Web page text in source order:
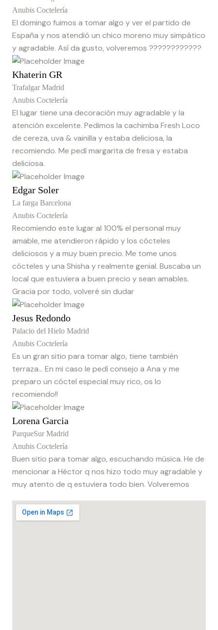
Anubis Coctelería
El domingo fuimos a tomar algo y ver el partido de
España y nos atendió un chico moreno muy simpático
y agradable. Así da gusto, volveremos ????????????
Khaterin GR
Trafalgar Madrid
Anubis Coctelería
El lugar tiene una decoración muy agradable y la
atención excelente. Pedimos la cachimba Fresh Loco
de cereza, uva & vainilla y estaba deliciosa, la
recomiendo. Me pedí margarita de fresa y estaba
deliciosa.
Edgar Soler
La farga Barcelona
Anubis Coctelería
Recomiendo este lugar al 100% el personal muy
amable, me atendieron rápido y los cócteles
deliciosos y a muy buen precio. Me tome unos
cócteles y una Shisha y realmente genial. Buscaba un
local que estuviera a buen precio y sean amables.
Gracia por todo, volveré sin dudar
Jesus Redondo
Palacio del Hielo Madrid
Anubis Coctelería
Es un gran sitio para tomar algo, tiene también
terraza... En mi caso le pedí consejo a Ana y me
preparo un cóctel especial muy rico, os lo
recomiendo!!
Lorena Garcia
ParqueSur Madrid
Anubis Coctelería
Buen sitio para tomar algo, escuchando música. He de
mencionar a Héctor q nos hizo todo muy agradable y
muy atento de q estuviera todo bien. Volveremos